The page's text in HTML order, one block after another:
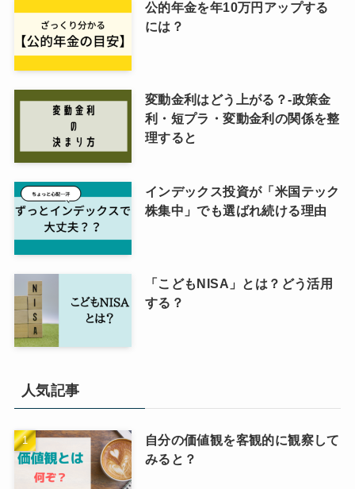
公的年金を年10万円アップする
には？
変動金利はどう上がる？-政策金
利・短プラ・変動金利の関係を整
理すると
インデックス投資が「米国テック
株集中」でも選ばれ続ける理由
「こどもNISA」とは？どう活用
する？
人気記事
自分の価値観を客観的に観察して
みると？